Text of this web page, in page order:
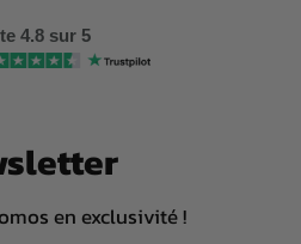
4.8 sur 5
en exclusivité !